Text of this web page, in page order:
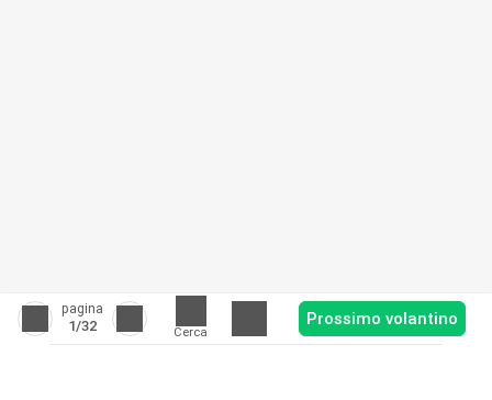
pagina
1/32 Cerca
Prossimo volantino